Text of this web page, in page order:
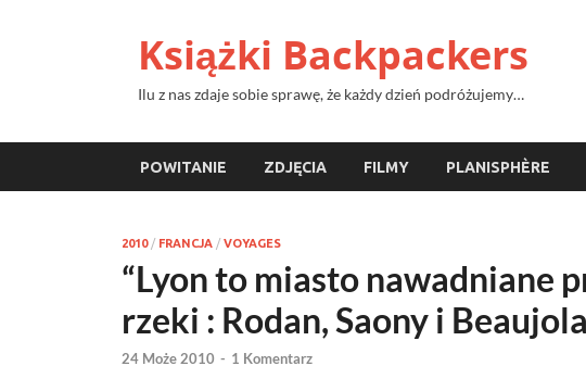
Książki Backpackers
Ilu z nas zdaje sobie sprawę, że każdy dzień podróżujemy…
POWITANIE ZDJĘCIA FILMY PLANISPHÈRE
2010/ FRANCJA / VOYAGES
“Lyon to miasto nawadniane
rzeki : Rodan, Saony i
24 Może 2010 - 1 Komentarz